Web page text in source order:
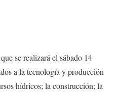
se realizará el sábado 14
a la tecnología y producción
hídricos; la construcción; la